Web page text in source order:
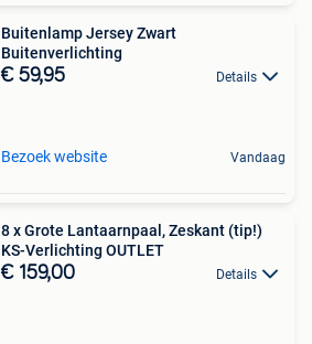
Buitenlamp Jersey Zwart
Buitenverlichting
€ 59,95 Details
Bezoek website Vandaag
8 x Grote Lantaarnpaal, Zeskant (tip!)
KS-Verlichting OUTLET
€ 159,00 Details